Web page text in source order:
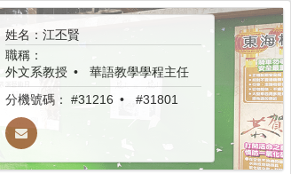
姓名：江丕賢
職稱：
外文系教授
華語教學學程主任
分機號碼： #31216 #31801